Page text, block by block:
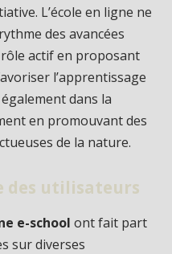
L’école en ligne ne
des avancées
actif en proposant
l’apprentissage
également dans la
en promouvant des
de la nature.
des utilisateurs
e-school ont fait part
sur diverses